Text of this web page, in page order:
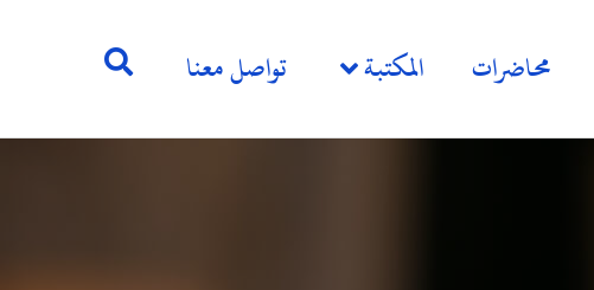
محاضرات المكتبة تواصل معنا